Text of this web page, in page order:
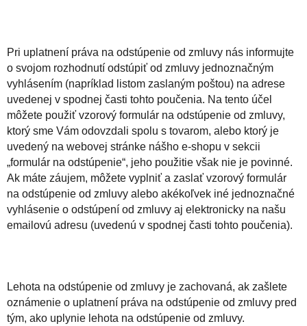
Pri uplatnení práva na odstúpenie od zmluvy nás informujte
o svojom rozhodnutí odstúpiť od zmluvy jednoznačným
vyhlásením (napríklad listom zaslaným poštou) na adrese
uvedenej v spodnej časti tohto poučenia. Na tento účel
môžete použiť vzorový formulár na odstúpenie od zmluvy,
ktorý sme Vám odovzdali spolu s tovarom, alebo ktorý je
uvedený na webovej stránke nášho e-shopu v sekcii
„formulár na odstúpenie“, jeho použitie však nie je povinné.
Ak máte záujem, môžete vyplniť a zaslať vzorový formulár
na odstúpenie od zmluvy alebo akékoľvek iné jednoznačné
vyhlásenie o odstúpení od zmluvy aj elektronicky na našu
emailovú adresu (uvedenú v spodnej časti tohto poučenia).
Lehota na odstúpenie od zmluvy je zachovaná, ak zašlete
oznámenie o uplatnení práva na odstúpenie od zmluvy pred
tým, ako uplynie lehota na odstúpenie od zmluvy.